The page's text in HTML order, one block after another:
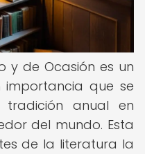
y de Ocasión es un
que se
anual en
del mundo. Esta
de la literatura la